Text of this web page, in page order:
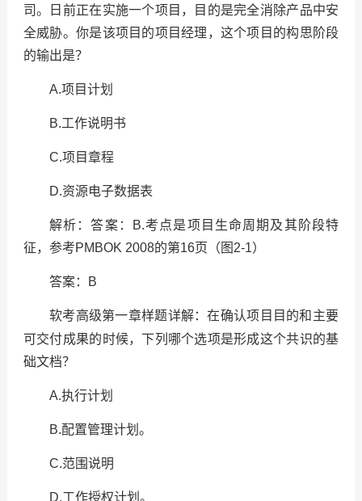
司。日前正在实施一个项目，目的是完全消除产品中安
全威胁。你是该项目的项目经理，这个项目的构思阶段
的输出是？
A.项目计划
B.工作说明书
C.项目章程
D.资源电子数据表
解析：答案： B.考点是项目生命周期及其阶段特
征，参考PMBOK 2008的第16页（图 2-1）
答案： B
软考高级第一章样题详解：在确认项目目的和主要
可交付成果的时候，下列哪个选项是形成这个共识的基
础文档？
A.执行计划
B.配置管理计划。
C.范围说明
D.工作授权计划。